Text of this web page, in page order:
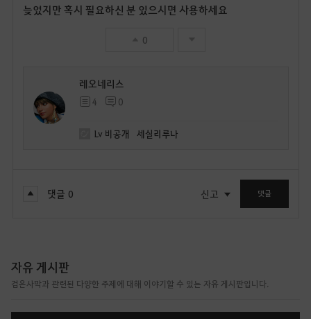
늦었지만 혹시 필요하신 분 있으시면 사용하세요
0
레오네리스
4 0
Lv 비공개 세실리루나
댓글 0 신고 댓글
자유 게시판
검은사막과 관련된 다양한 주제에 대해 이야기할 수 있는 자유 게시판입니다.